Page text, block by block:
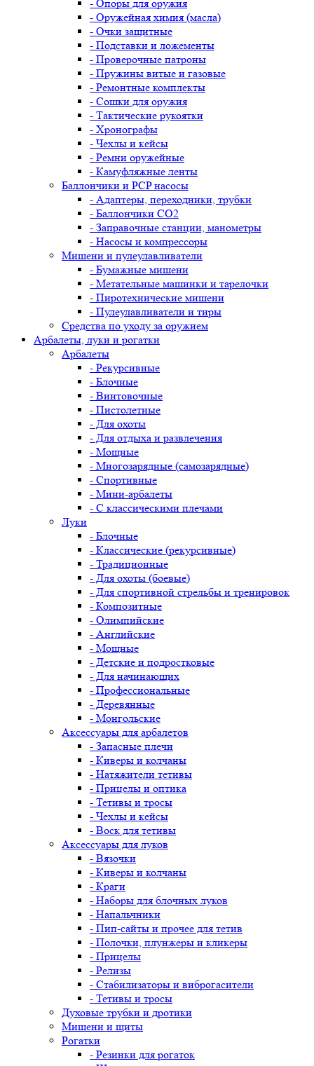
- Опоры для оружия
- Оружейная химия (масла)
- Очки защитные
- Подставки и ложементы
- Проверочные патроны
- Пружины витые и газовые
- Ремонтные комплекты
- Сошки для оружия
- Тактические рукоятки
- Хронографы
- Чехлы и кейсы
- Ремни оружейные
- Камуфляжные ленты
Баллончики и PCP насосы
- Адаптеры, переходники, трубки
- Баллончики CO2
- Заправочные станции, манометры
- Насосы и компрессоры
Мишени и пулеулавливатели
- Бумажные мишени
- Метательные машинки и тарелочки
- Пиротехнические мишени
- Пулеулавливатели и тиры
Средства по уходу за оружием
Арбалеты, луки и рогатки
Арбалеты
- Рекурсивные
- Блочные
- Винтовочные
- Пистолетные
- Для охоты
- Для отдыха и развлечения
- Мощные
- Многозарядные (самозарядные)
- Спортивные
- Мини-арбалеты
- С классическими плечами
Луки
- Блочные
- Классические (рекурсивные)
- Традиционные
- Для охоты (боевые)
- Для спортивной стрельбы и тренировок
- Композитные
- Олимпийские
- Английские
- Мощные
- Детские и подростковые
- Для начинающих
- Профессиональные
- Деревянные
- Монгольские
Аксессуары для арбалетов
- Запасные плечи
- Киверы и колчаны
- Натяжители тетивы
- Прицелы и оптика
- Тетивы и тросы
- Чехлы и кейсы
- Воск для тетивы
Аксессуары для луков
- Вязочки
- Киверы и колчаны
- Краги
- Наборы для блочных луков
- Напальчники
- Пип-сайты и прочее для тетив
- Полочки, плунжеры и кликеры
- Прицелы
- Релизы
- Стабилизаторы и виброгасители
- Тетивы и тросы
Духовые трубки и дротики
Мишени и щиты
Рогатки
- Резинки для рогаток